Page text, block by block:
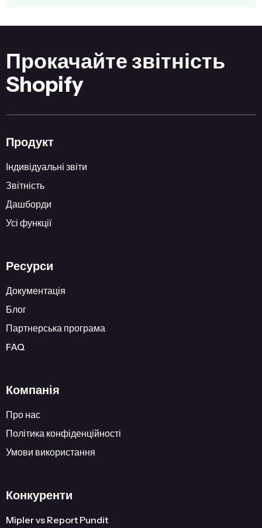
Прокачайте звітність
Shopify
Продукт
Індивідуальні звіти
Звітність
Дашборди
Усі функції
Ресурси
Документація
Блог
Партнерська програма
FAQ
Компанія
Про нас
Політика конфіденційності
Умови використання
Конкуренти
Mipler vs Report Pundit